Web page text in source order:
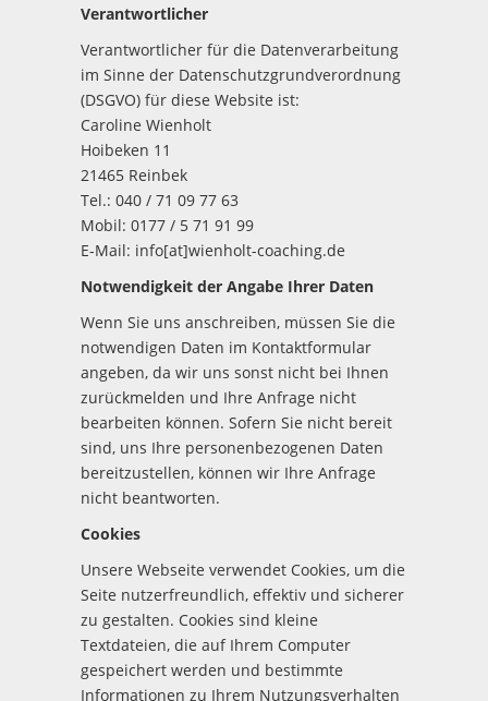
Verantwortlicher
Verantwortlicher für die Datenverarbeitung
im Sinne der Datenschutzgrundverordnung
(DSGVO) für diese Website ist:
Caroline Wienholt
Hoibeken 11
21465 Reinbek
Tel.: 040 / 71 09 77 63
Mobil: 0177 / 5 71 91 99
E-Mail: info[at]wienholt-coaching.de
Notwendigkeit der Angabe Ihrer Daten
Wenn Sie uns anschreiben, müssen Sie die
notwendigen Daten im Kontaktformular
angeben, da wir uns sonst nicht bei Ihnen
zurückmelden und Ihre Anfrage nicht
bearbeiten können. Sofern Sie nicht bereit
sind, uns Ihre personenbezogenen Daten
bereitzustellen, können wir Ihre Anfrage
nicht beantworten.
Cookies
Unsere Webseite verwendet Cookies, um die
Seite nutzerfreundlich, effektiv und sicherer
zu gestalten. Cookies sind kleine
Textdateien, die auf Ihrem Computer
gespeichert werden und bestimmte
Informationen zu Ihrem Nutzungsverhalten